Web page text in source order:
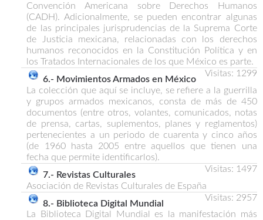
Convención Americana sobre Derechos Humanos
(CADH). Adicionalmente, se pueden encontrar algunas
de las principales jurisprudencias de la Suprema Corte
de Justicia mexicana, relacionadas con los derechos
humanos reconocidos en la Constitución Política y en
los Tratados Internacionales de los que México es parte.
Visitas: 1299
La colección que aquí se incluye, se refiere a la guerrilla
y grupos armados mexicanos, consta de más de 450
documentos (entre otros, volantes, comunicados, notas
de prensa, cartas, suplementos, planes y reglamentos)
pertenecientes a un periodo de cuarenta y cinco años
(de 1960 hasta 2005 entre aquellos que tienen una
fecha que permite identificarlos).
Visitas: 1497
7.- Revistas Culturales
Asociación de Revistas Culturales de España
Visitas: 2957
8.- Biblioteca Digital Mundial
La Biblioteca Digital Mundial es la manifestación más